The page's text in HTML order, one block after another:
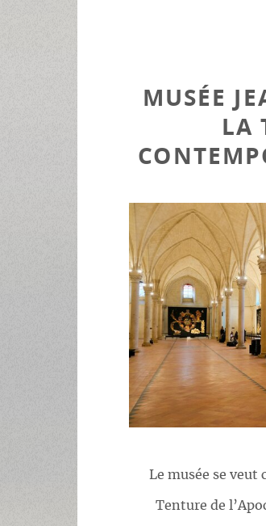
MUSÉE
LA
Le musée se
Tenture de